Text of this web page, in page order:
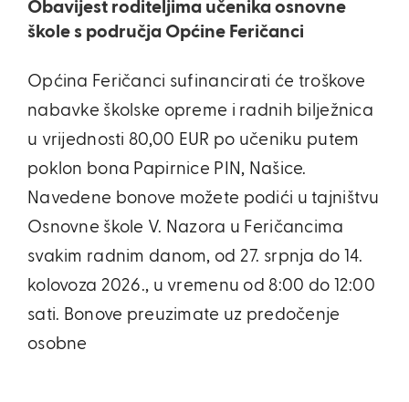
Obavijest roditeljima učenika osnovne
škole s područja Općine Feričanci
Općina Feričanci sufinancirati će troškove
nabavke školske opreme i radnih bilježnica
u vrijednosti 80,00 EUR po učeniku putem
poklon bona Papirnice PIN, Našice.
Navedene bonove možete podići u tajništvu
Osnovne škole V. Nazora u Feričancima
svakim radnim danom, od 27. srpnja do 14.
kolovoza 2026., u vremenu od 8:00 do 12:00
sati. Bonove preuzimate uz predočenje
osobne